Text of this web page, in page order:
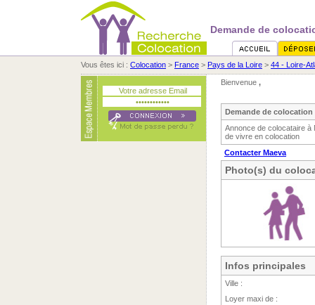
Demande de
Vous êtes ici : Colocation > France > Pays de la Loire > 44 - Loire-
Bienvenue ,
Demande de colocation
Annonce de colocataire à
de vivre en colocation
Contacter Maeva
Photo(s) du
Infos principales
Ville :
Loyer maxi de :